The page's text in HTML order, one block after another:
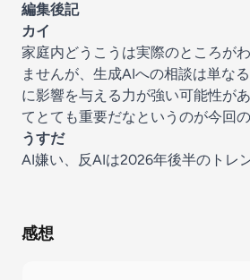
編集後記
カイ
家庭内どうこうは実際のところが
ませんが、生成AIへの相談は単な
に影響を与える力が強い可能性が
てとても重要だなというのが今回の
うすだ
AI嫌い、反AIは2026年後半のトレ
感想